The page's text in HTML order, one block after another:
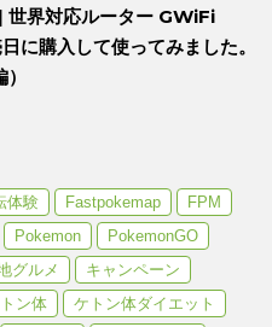
世界対応ルーター GWiFi
に購入して使ってみました。
体験 Fastpokemap
FPM
Pokemon
PokemonGO
グルメ
キャンペーン
ン体
ケトン体ダイエット